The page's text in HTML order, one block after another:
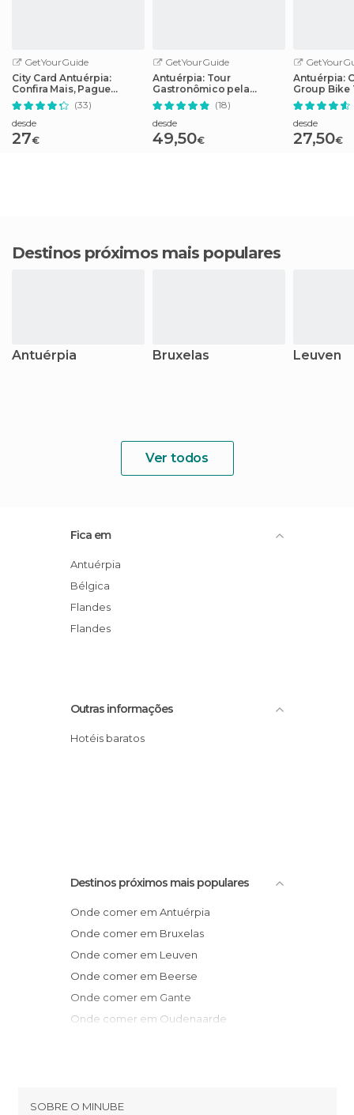
GetYourGuide
City Card Antuérpia:
Confira Mais, Pague
Menos!
(33)
desde
27€
GetYourGuide
Antuérpia: Tour
Gastronômico pela
Histórica Parte Antiga
(18)
desde
49,50€
Antuérpia:
Group Bike
guia
desde
27,50€
Destinos próximos mais populares
Antuérpia Bruxelas Leuven
Ver todos
Fica em
Antuérpia
Bélgica
Flandes
Flandes
Outras informações
Hotéis baratos
Destinos próximos mais populares
Onde comer em Antuérpia
Onde comer em Bruxelas
Onde comer em Leuven
Onde comer em Beerse
Onde comer em Gante
Onde comer em Oudenaarde
Onde comer em Tournai
SOBRE O MINUBE